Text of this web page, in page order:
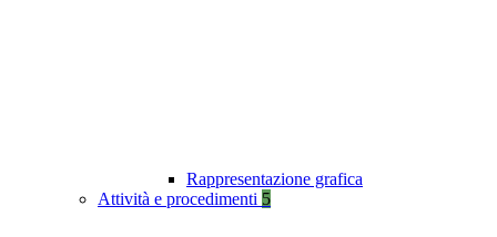
Rappresentazione grafica
Attività e procedimenti 5